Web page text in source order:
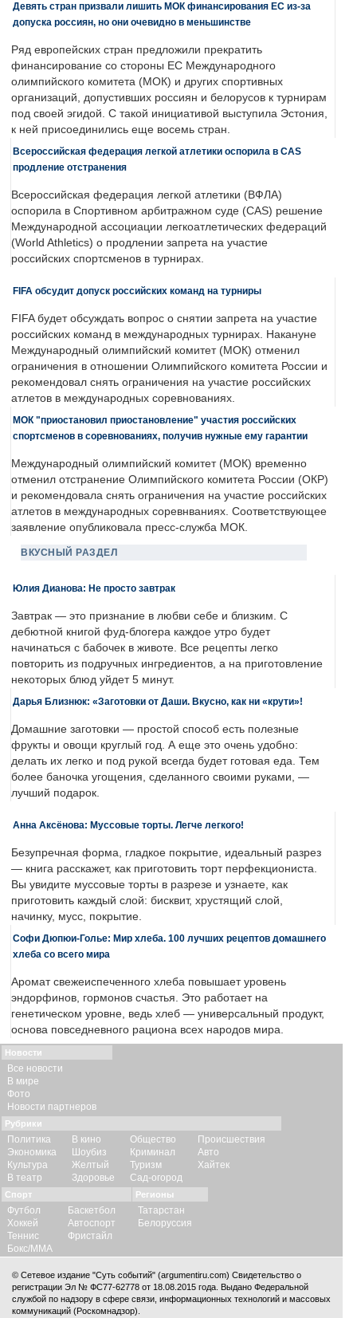
Девять стран призвали лишить МОК финансирования ЕС из-за
допуска россиян, но они очевидно в меньшинстве
Ряд европейских стран предложили прекратить
финансирование со стороны ЕС Международного
олимпийского комитета (МОК) и других спортивных
организаций, допустивших россиян и белорусов к турнирам
под своей эгидой. С такой инициативой выступила Эстония,
к ней присоединились еще восемь стран.
Всероссийская федерация легкой атлетики оспорила в CAS
продление отстранения
Всероссийская федерация легкой атлетики (ВФЛА)
оспорила в Спортивном арбитражном суде (CAS) решение
Международной ассоциации легкоатлетических федераций
(World Athletics) о продлении запрета на участие
российских спортсменов в турнирах.
FIFA обсудит допуск российских команд на турниры
FIFA будет обсуждать вопрос о снятии запрета на участие
российских команд в международных турнирах. Накануне
Международный олимпийский комитет (МОК) отменил
ограничения в отношении Олимпийского комитета России и
рекомендовал снять ограничения на участие российских
атлетов в международных соревнованиях.
МОК "приостановил приостановление" участия российских
спортсменов в соревнованиях, получив нужные ему гарантии
Международный олимпийский комитет (МОК) временно
отменил отстранение Олимпийского комитета России (ОКР)
и рекомендовала снять ограничения на участие российских
атлетов в международных соревнваниях. Соответствующее
заявление опубликовала пресс-служба МОК.
ВКУСНЫЙ РАЗДЕЛ
Юлия Дианова: Не просто завтрак
Завтрак — это признание в любви себе и близким. С
дебютной книгой фуд-блогера каждое утро будет
начинаться с бабочек в животе. Все рецепты легко
повторить из подручных ингредиентов, а на приготовление
некоторых блюд уйдет 5 минут.
Дарья Близнюк: «Заготовки от Даши. Вкусно, как ни «крути»!
Домашние заготовки — простой способ есть полезные
фрукты и овощи круглый год. А еще это очень удобно:
делать их легко и под рукой всегда будет готовая еда. Тем
более баночка угощения, сделанного своими руками, —
лучший подарок.
Анна Аксёнова: Муссовые торты. Легче легкого!
Безупречная форма, гладкое покрытие, идеальный разрез
— книга расскажет, как приготовить торт перфекциониста.
Вы увидите муссовые торты в разрезе и узнаете, как
приготовить каждый слой: бисквит, хрустящий слой,
начинку, мусс, покрытие.
Софи Дюпюи-Голье: Мир хлеба. 100 лучших рецептов домашнего
хлеба со всего мира
Аромат свежеиспеченного хлеба повышает уровень
эндорфинов, гормонов счастья. Это работает на
генетическом уровне, ведь хлеб — универсальный продукт,
основа повседневного рациона всех народов мира.
Новости
Все новости
В мире
Фото
Новости партнеров
Рубрики
Политика
Экономика
Культура
В театр
В кино
Шоубиз
Желтый
Здоровье
Общество
Криминал
Туризм
Сад-огород
Происшествия
Авто
Хайтек
Спорт
Футбол
Хоккей
Теннис
Бокс/ММА
Баскетбол
Автоспорт
Фристайл
Регионы
Татарстан
Белоруссия
© Сетевое издание "Суть событий" (argumentiru.com) Свидетельство о
регистрации Эл № ФС77-62778 от 18.08.2015 года. Выдано Федеральной
службой по надзору в сфере связи, информационных технологий и массовых
коммуникаций (Роскомнадзор).